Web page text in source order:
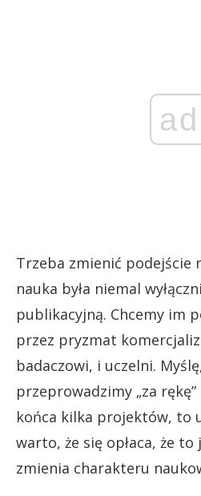
ad
Trzeba zmienić podejście
nauka była niemal
publikacyjną. Chcemy im
przez pryzmat
badaczowi, i uczelni.
przeprowadzimy „za
końca kilka projektów, to
warto, że się opłaca, że
zmienia charakteru